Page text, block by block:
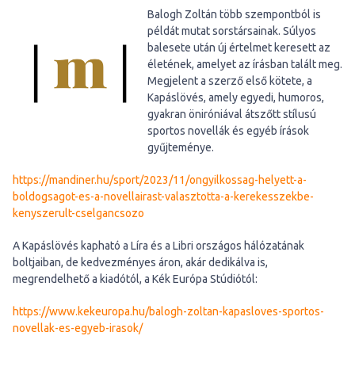
Balogh Zoltán több szempontból is
példát mutat sorstársainak. Súlyos
balesete után új értelmet keresett az
életének, amelyet az írásban talált meg.
Megjelent a szerző első kötete, a
Kapáslövés, amely egyedi, humoros,
gyakran öniróniával átszőtt stílusú
sportos novellák és egyéb írások
gyűjteménye.
https://mandiner.hu/sport/2023/11/ongyilkossag-helyett-a-
boldogsagot-es-a-novellairast-valasztotta-a-kerekesszekbe-
kenyszerult-cselgancsozo
A Kapáslövés kapható a Líra és a Libri országos hálózatának
boltjaiban, de kedvezményes áron, akár dedikálva is,
megrendelhető a kiadótól, a Kék Európa Stúdiótól:
https://www.kekeuropa.hu/balogh-zoltan-kapasloves-sportos-
novellak-es-egyeb-irasok/